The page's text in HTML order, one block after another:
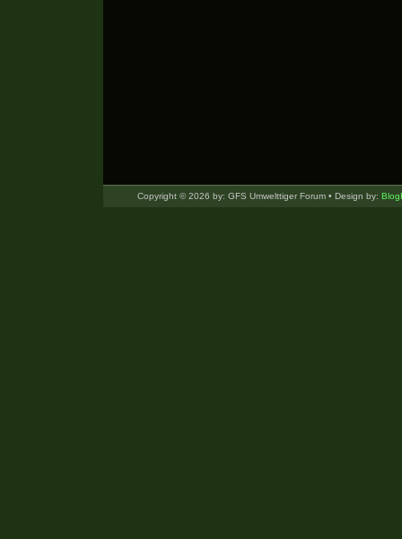
Copyright © 2026 by: GFS Umwelttiger Forum • Design by: